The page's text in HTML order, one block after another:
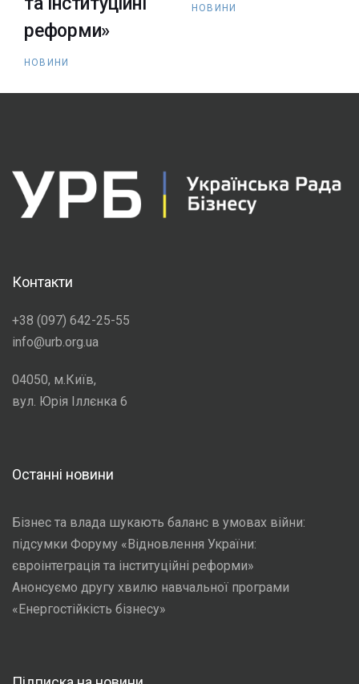
реформи»
НОВИНИ
НОВИНИ
Контакти
+38 (097) 642-25-55
info@urb.org.ua
04050, м.Київ,
вул. Юрія Іллєнка 6
Останні новини
Бізнес та влада шукають баланс в умовах війни:
підсумки Форуму «Відновлення України:
євроінтеграція та інституційні реформи»
Анонсуємо другу хвилю навчальної програми
«Енергостійкість бізнесу»